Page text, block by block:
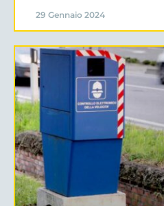
29 Gennaio 2024